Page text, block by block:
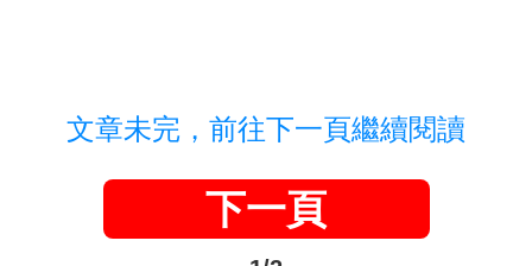
文章未完，前往下一頁繼續閱讀
下一頁